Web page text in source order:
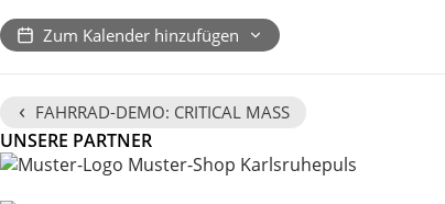
Zum Kalender hinzufügen
‹ FAHRRAD-DEMO: CRITICAL MASS
UNSERE PARTNER